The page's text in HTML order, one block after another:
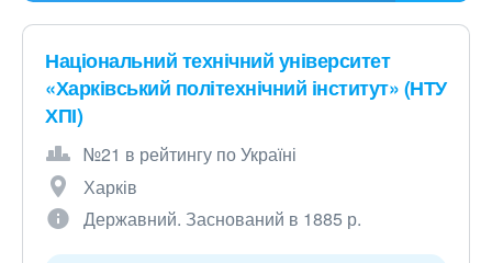
Національний технічний університет
«Харківський політехнічний інститут» (НТУ
ХПІ)
№21 в рейтингу по Україні
Харків
Державний. Заснований в 1885 р.